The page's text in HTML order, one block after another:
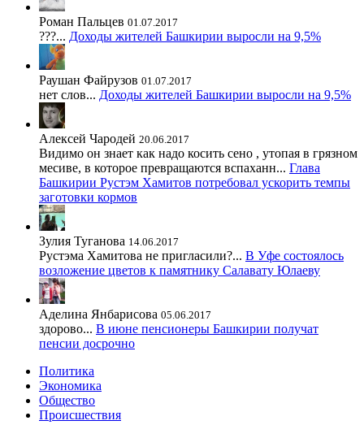
Роман Пальцев 01.07.2017
???... Доходы жителей Башкирии выросли на 9,5%
Раушан Файрузов 01.07.2017
нет слов... Доходы жителей Башкирии выросли на 9,5%
Алексей Чародей 20.06.2017
Видимо он знает как надо косить сено , утопая в грязном
месиве, в которое превращаются вспаханн... Глава
Башкирии Рустэм Хамитов потребовал ускорить темпы
заготовки кормов
Зулия Туганова 14.06.2017
Рустэма Хамитова не пригласили?... В Уфе состоялось
возложение цветов к памятнику Салавату Юлаеву
Аделина Янбарисова 05.06.2017
здорово... В июне пенсионеры Башкирии получат
пенсии досрочно
Политика
Экономика
Общество
Происшествия